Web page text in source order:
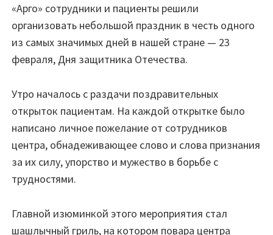
«Арго» сотрудники и пациенты решили
организовать небольшой праздник в честь одного
из самых значимых дней в нашей стране — 23
февраля, Дня защитника Отечества.
Утро началось с раздачи поздравительных
открыток пациентам. На каждой открытке было
написано личное пожелание от сотрудников
центра, обнадеживающее слово и слова признания
за их силу, упорство и мужество в борьбе с
трудностями.
Главной изюминкой этого мероприятия стал
шашлычный гриль, на котором повара центра